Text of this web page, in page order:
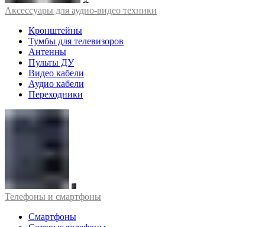
Аксессуары для аудио-видео техники
Кронштейны
Тумбы для телевизоров
Антенны
Пульты ДУ
Видео кабели
Аудио кабели
Переходники
Телефоны и смартфоны
Смартфоны